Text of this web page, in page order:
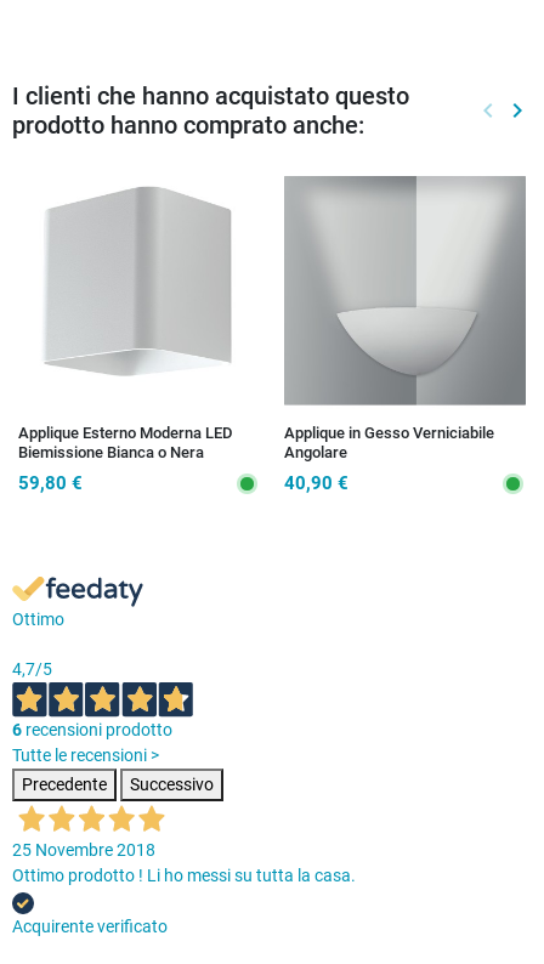
I clienti che hanno acquistato questo
prodotto hanno comprato anche:
keyboard_arrow_left keyboard_arrow_right
Applique Esterno Moderna LED
Biemissione Bianca o Nera
59,80 €
Applique in Gesso Verniciabile
Angolare
40,90 €
Ottimo
4,7/5
6 recensioni prodotto
Tutte le recensioni >
Precedente
Successivo
25 Novembre 2018
Ottimo prodotto ! Li ho messi su tutta la casa.
Acquirente verificato